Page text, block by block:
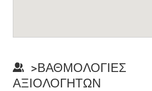
>ΒΑΘΜΟΛΟΓΊΕΣ
ΑΞΙΟΛΟΓΗΤΏΝ